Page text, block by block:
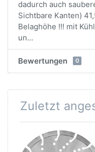
dadurch auch
Sichtbare Kanten)
Belaghöhe !!! mit
un...
Bewertungen 0
Zuletzt